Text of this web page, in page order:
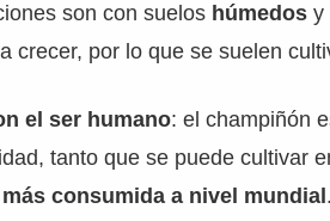
son con suelos húmedos y
crecer, por lo que se suelen
el ser humano: el champiñón
tanto que se puede cultivar
consumida a nivel mundial